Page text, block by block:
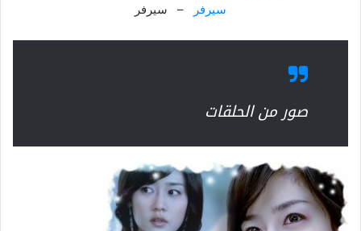
سيرفر – سيرفر
صور من الحلقات